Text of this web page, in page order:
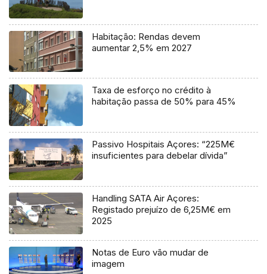
Habitação: Rendas devem
aumentar 2,5% em 2027
Taxa de esforço no crédito à
habitação passa de 50% para 45%
Passivo Hospitais Açores: “225M€
insuficientes para debelar dívida”
Handling SATA Air Açores:
Registado prejuízo de 6,25M€ em
2025
Notas de Euro vão mudar de
imagem